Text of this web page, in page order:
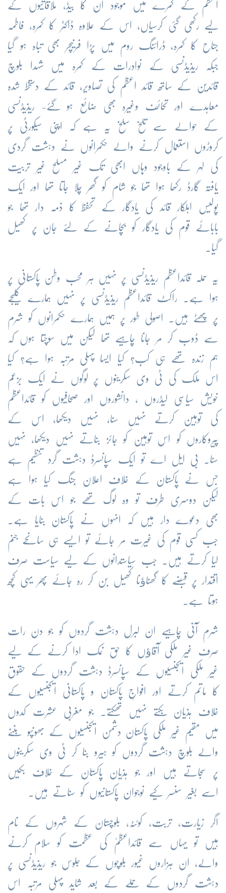
اعظم کے کمرے میں موجود ان کا بیڈ، ملاقاتیوں کے
لیے رکھی گئی کرسیاں، اس کے علاوہ ڈاکٹر کا کمرہ، فاطمہ
جناح کا کمرہ، ڈرائنگ روم میں پڑا فرنیچر بھی تباہ ہو گیا
جبکہ ریذیڈنسی کے نوادرات کے کمرہ میں شہدا بلوچ
قائدین کے ساتھ قائد اعظم کی تصاویر، قائد کے دستخط شدہ
معاہدے اور تحائف وغیرہ بھی ضائع ہو گئے- ریذیڈنسی
کے حوالے سے تلخ سلخ یہ ہے کہ اپنی سیکورٹی پر
کروڑوں استعمال کرنے والے حکمرانوں نے دہشت گردی
کی لہر کے باوجود وہاں ابھی تک غیر مسلح غیر تربیت
یافتہ گارڈ رکھا ہوا تھا جو شام کو گھر چلا جاتا تھا اور ایک
پولیس اہلکار قائد کی یادگار کے تحفظ کا ذمہ دار تھا جو
بابائے قوم کی یادگار کو بچانے کے لئے جان پر کھیل
گیا۔
یہ حملہ قائداعظم ریذیڈنسی پر نہیں ہر محب وطن پاکستانی پر
ہوا ہے۔ راکٹ قائداعظم ریذیڈنسی پر نہیں ہمارے کلیجے
پر پھٹے ہیں۔ اصولی طور پر ہمیں ہمارے حکمرانوں کو شرم
سے ڈوب کر مر جانا چاہیے تھا لیکن میں سوچتا ہوں کہ
ہم زندہ تھے ہی کب؟ کیا ایسا پہلی مرتبہ ہوا ہے؟ کیا
اس ملک کی ٹی وی سکرینوں پر لوگوں نے ایک بزعم
خویش سیاسی لیڈروں ، دانشوروں اور صحافیوں کو قائداعظم
کی توہین کرتے نہیں سنا، نہیں دیکھا، اس کے
پیروکاروں کو اس توہین کو جائز بناتے نہیں دیکھا، نہیں
سنا۔ بی ایل اے تو ایک سپانسرڈ دہشت گرد تنظیم ہے
جس نے پاکستان کے خلاف اعلان جنگ کیا ہوا ہے
لیکن دوسری طرف تو وہ لوگ تھے جو اس بات کے
بھی دعوے دار ہیں کہ انہوں نے پاکستان بنایا ہے۔
جب کسی قوم کی غیرت مر جائے تو ایسے ہی سانحے جنم
لیا کرتے ہیں۔ جب سیاستدانوں کے لیے سیاست صرف
اقتدار پر قبضے کا گھناﺅنا کھیل بن کر رہ جائے پھر یہی کچھ
ہوتا ہے۔
شرم آنی چاہیے ان لبرل دہشت گردوں کو جو دن رات
صرف غیر ملکی آقاﺅں کا حق نمک ادا کرنے کے لیے
غیر ملکی ایجنسیوں کے سپانسرڈ دہشت گردوں کے حقوق
کا ماتم کرتے اور افواجِ پاکستان و پاکستانی ایجنسیوں کے
خلاف ہذیان بکتے نہیں تھکتے۔ جو مغربی عشرت کدوں
میں مقیم غیر ملکی پاکستان دشمن ایجنسیوں کے بھونپو بننے
والے بلوچ دہشت گردوں کو ہیرو بنا کر ٹی وی سکرینوں
پر سجاتے ہیں اور جو ہذیان پاکستان کے خلاف بکیں
اسے بغیر سنسر کیے نوجوان پاکستانیوں کو سناتے ہیں۔
اگر زیارت، تربت، کوئٹہ، بلوچستان کے شہروں کے نام
ہیں تو یہاں سے قائداعظمؒ کی عظمت کو سلام کرنے
والے، ان ہزاروں غیور بلوچوں کے جلوس جو ریذیڈنسی پر
دہشت گردوں کے حملے کے بعد شاید پہلی مرتبہ اس